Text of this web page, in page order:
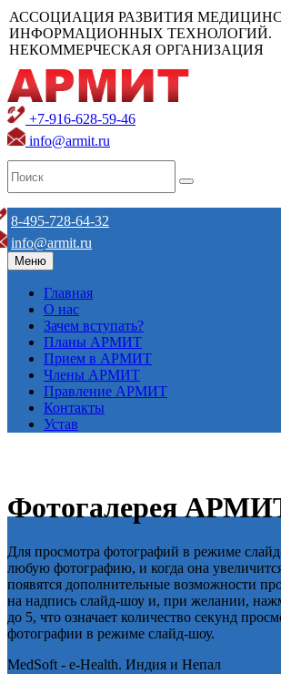
АССОЦИАЦИЯ РАЗВИТИЯ
ИНФОРМАЦИОННЫХ ТЕХНОЛОГИЙ.
НЕКОММЕРЧЕСКАЯ ОРГАНИЗАЦИЯ
+7-916-628-59-46
info@armit.ru
8-495-728-64-32
info@armit.ru
Меню
Главная
О нас
Зачем вступать?
Планы АРМИТ
Прием в АРМИТ
Члены АРМИТ
Правление АРМИТ
Контакты
Устав
Фотогалерея
Для просмотра фотографий в режиме
любую фотографию, и когда она
появятся дополнительные возможности
на надпись слайд-шоу и, при желании,
до 5, что означает количество секунд
фотографии в режиме слайд-шоу.
MedSoft - e-Health. Индия и Непал